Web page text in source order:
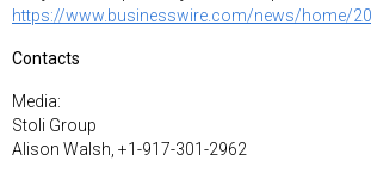
https://www.businesswire.com/news/home/
Contacts
Media:
Stoli Group
Alison Walsh, +1-917-301-2962